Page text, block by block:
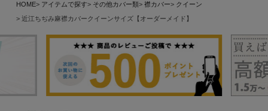
HOME アイテムで探す その他カバー類 襟カバー
クイーン
近江ちぢみ麻襟カバークイーンサイズ【オーダーメイド】